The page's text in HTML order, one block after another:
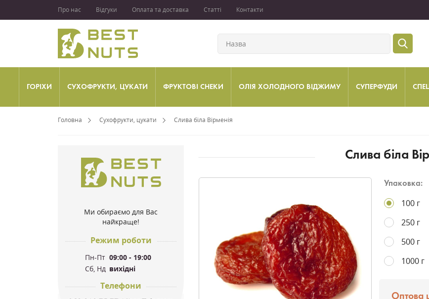
Про нас Відгуки Оплата та доставка Статті Контакти
ГОРІХИ СУХОФРУКТИ, ЦУКАТИ ФРУКТОВІ СНЕКИ ОЛІЯ ХОЛОДНОГО ВІДЖИМУ СУПЕРФУДИ
Головна Сухофрукти, цукати Слива біла Вірменія
Ми обираємо для Вас
найкраще!
Режим роботи
Пн-Пт 09:00 - 19:00
Сб, Нд вихідні
Телефони
Слива біла
Упаковка:
100 г
250 г
500 г
1000 г
Оптова